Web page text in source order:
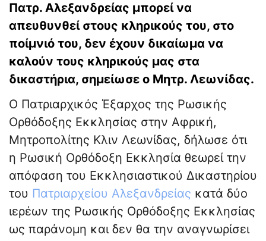
Πατρ. Αλεξανδρείας μπορεί να
απευθυνθεί στους κληρικούς του, στο
ποίμνιό του, δεν έχουν δικαίωμα να
καλούν τους κληρικούς μας στα
δικαστήρια, σημείωσε ο Μητρ. Λεωνίδας.
Ο Πατριαρχικός Έξαρχος της Ρωσικής
Ορθόδοξης Εκκλησίας στην Αφρική,
Μητροπολίτης Κλιν Λεωνίδας, δήλωσε ότι
η Ρωσική Ορθόδοξη Εκκλησία θεωρεί την
απόφαση του Εκκλησιαστικού Δικαστηρίου
του Πατριαρχείου Αλεξανδρείας κατά δύο
ιερέων της Ρωσικής Ορθόδοξης Εκκλησίας
ως παράνομη και δεν θα την αναγνωρίσει